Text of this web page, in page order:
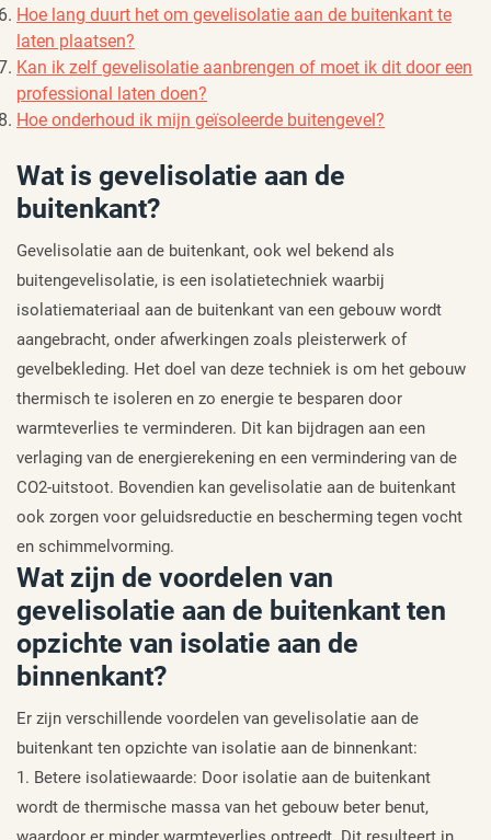
Hoe lang duurt het om gevelisolatie aan de buitenkant te
laten plaatsen?
Kan ik zelf gevelisolatie aanbrengen of moet ik dit door een
professional laten doen?
Hoe onderhoud ik mijn geïsoleerde buitengevel?
Wat is gevelisolatie aan de
buitenkant?
Gevelisolatie aan de buitenkant, ook wel bekend als
buitengevelisolatie, is een isolatietechniek waarbij
isolatiemateriaal aan de buitenkant van een gebouw wordt
aangebracht, onder afwerkingen zoals pleisterwerk of
gevelbekleding. Het doel van deze techniek is om het gebouw
thermisch te isoleren en zo energie te besparen door
warmteverlies te verminderen. Dit kan bijdragen aan een
verlaging van de energierekening en een vermindering van de
CO2-uitstoot. Bovendien kan gevelisolatie aan de buitenkant
ook zorgen voor geluidsreductie en bescherming tegen vocht
en schimmelvorming.
Wat zijn de voordelen van
gevelisolatie aan de buitenkant ten
opzichte van isolatie aan de
binnenkant?
Er zijn verschillende voordelen van gevelisolatie aan de
buitenkant ten opzichte van isolatie aan de binnenkant:
1. Betere isolatiewaarde: Door isolatie aan de buitenkant
wordt de thermische massa van het gebouw beter benut,